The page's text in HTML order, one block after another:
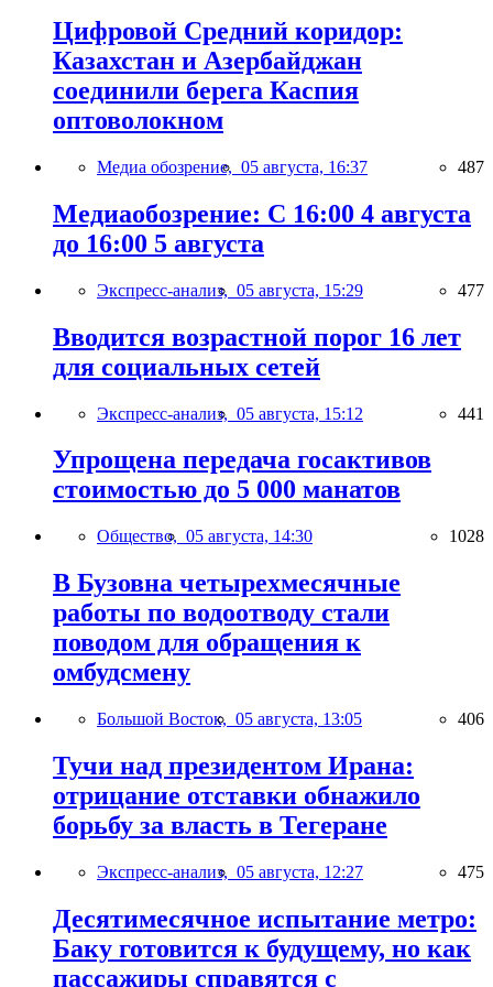
Цифровой Средний коридор:
Казахстан и Азербайджан
соединили берега Каспия
оптоволокном
Медиа обозрение, 05 августа, 16:37 487
Медиаобозрение: С 16:00 4 августа
до 16:00 5 августа
Экспресс-анализ, 05 августа, 15:29 477
Вводится возрастной порог 16 лет
для социальных сетей
Экспресс-анализ, 05 августа, 15:12 441
Упрощена передача госактивов
стоимостью до 5 000 манатов
Общество, 05 августа, 14:30 1028
В Бузовна четырехмесячные
работы по водоотводу стали
поводом для обращения к
омбудсмену
Большой Восток, 05 августа, 13:05 406
Тучи над президентом Ирана:
отрицание отставки обнажило
борьбу за власть в Тегеране
Экспресс-анализ, 05 августа, 12:27 475
Десятимесячное испытание метро:
Баку готовится к будущему, но как
пассажиры справятся с